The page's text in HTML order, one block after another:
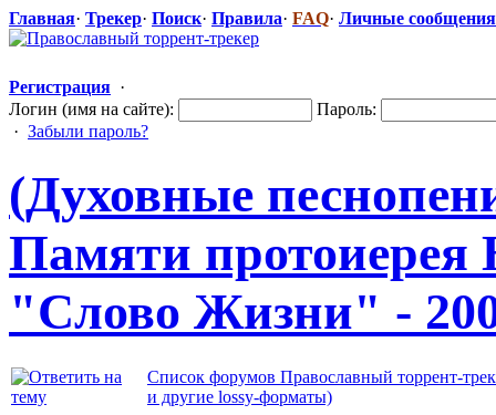
Главная· Трекер· Поиск· Правила· FAQ· Личные сообщения
Регистрация ·
Логин (имя на сайте):
Пароль:
· Забыли пароль?
(Духовные
Памяти протоиерея
"Слово Жизни" -
Список форумов Православный торрент-
и другие lossy-форматы)